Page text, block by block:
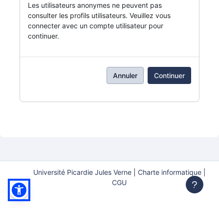
Les utilisateurs anonymes ne peuvent pas
consulter les profils utilisateurs. Veuillez vous
connecter avec un compte utilisateur pour
continuer.
Annuler Continuer
Université Picardie Jules Verne|
Charte informatique |
CGU